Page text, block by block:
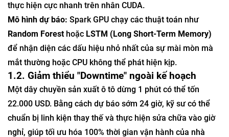
thực hiện cực nhanh trên nhân CUDA.
Mô hình dự báo: Spark GPU chạy các thuật toán như
Random Foresthoặc LSTM (Long Short-Term Memory)
để nhận diện các dấu hiệu nhỏ nhất của sự mài mòn mà
mắt thường hoặc CPU không thể phát hiện kịp.
1.2. Giảm thiểu "Downtime" ngoài kế hoạch
Một dây chuyền sản xuất ô tô dừng 1 phút có thể tốn
22.000 USD. Bằng cách dự báo sớm 24 giờ, kỹ sư có thể
chuẩn bị linh kiện thay thế và thực hiện sửa chữa vào giờ
nghỉ, giúp tối ưu hóa 100% thời gian vận hành của nhà